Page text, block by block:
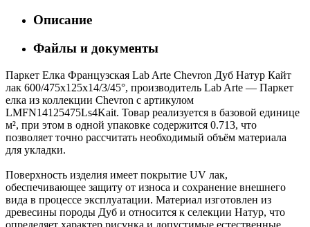
Описание
Файлы и документы
Паркет Елка Французская Lab Arte Chevron Дуб Натур Кайт
лак 600/475х125х14/3/45°, производитель Lab Arte — Паркет
елка из коллекции Chevron с артикулом
LMFN14125475Ls4Kait. Товар реализуется в базовой единице
м², при этом в одной упаковке содержится 0.713, что
позволяет точно рассчитать необходимый объём материала
для укладки.
Поверхность изделия имеет покрытие UV лак,
обеспечивающее защиту от износа и сохранение внешнего
вида в процессе эксплуатации. Материал изготовлен из
древесины породы Дуб и относится к селекции Натур, что
определяет характер рисунка и допустимые естественные